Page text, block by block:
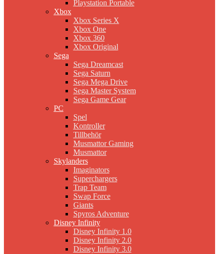
Playstation Portable
Xbox
Xbox Series X
Xbox One
Xbox 360
Xbox Original
Sega
Sega Dreamcast
Sega Saturn
Sega Mega Drive
Sega Master System
Sega Game Gear
PC
Spel
Kontroller
Tillbehör
Musmattor Gaming
Musmattor
Skylanders
Imaginators
Superchargers
Trap Team
Swap Force
Giants
Spyros Adventure
Disney Infinity
Disney Infinity 1.0
Disney Infinity 2.0
Disney Infinity 3.0